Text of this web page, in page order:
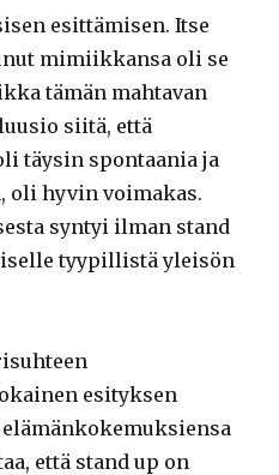
esittämisen. Itse
mimiikkansa oli se
tämän mahtavan
siitä, että
täysin spontaania ja
oli hyvin voimakas.
syntyi ilman stand
tyypillistä yleisön
esityksen
että stand up on